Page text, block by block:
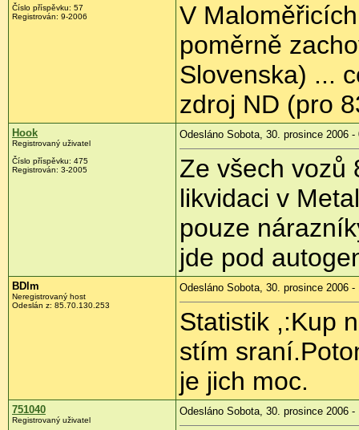
Číslo příspěvku: 57
Registrován: 9-2006
V
poměrně
Slovenska) ...
zdroj ND (pro
Hook
Registrovaný uživatel
Číslo příspěvku: 475
Registrován: 3-2005
Odesláno Sobota, 30. prosince 2006 -
Ze všech vozů
likvidaci v
pouze
jde pod
BDlm
Neregistrovaný host
Odeslán z: 85.70.130.253
Odesláno Sobota, 30. prosince 2006 -
Statistik ,:Kup
stím
je jich moc.
751040
Registrovaný uživatel
Odesláno Sobota, 30. prosince 2006 -